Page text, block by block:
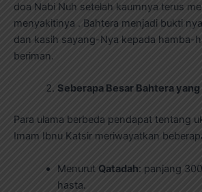
doa Nabi Nuh setelah kaumnya terus
menyakitinya . Bahtera menjadi bukti
dan kasih sayang-Nya kepada hamba-
beriman.
Seberapa Besar Bahtera
Para ulama berbeda pendapat tentang
Imam Ibnu Katsir meriwayatkan
Menurut Qatadah: panjang
hasta.